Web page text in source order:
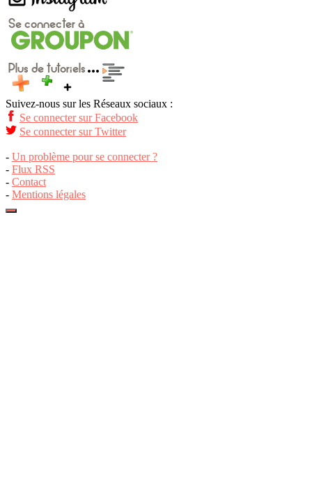
Suivez-nous sur les Réseaux sociaux :
Se connecter sur Facebook
Se connecter sur Twitter
- Un problème pour se connecter ?
- Flux RSS
- Contact
- Mentions légales